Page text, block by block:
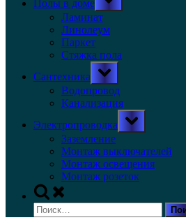
Полы в доме
sub-
menu
Ламинат
Линолеум
Паркет
Стяжка пола
Сантехника
Toggle
sub-
menu
Водопровод
Канализация
Электропроводка
Toggle
sub-
Заземление
Монтаж выключателей
Монтаж освещения
Монтаж розеток
Toggle
search
form
Найти: